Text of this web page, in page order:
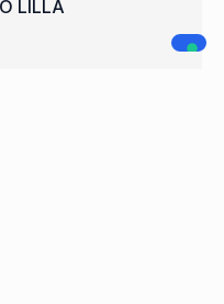
LILLA